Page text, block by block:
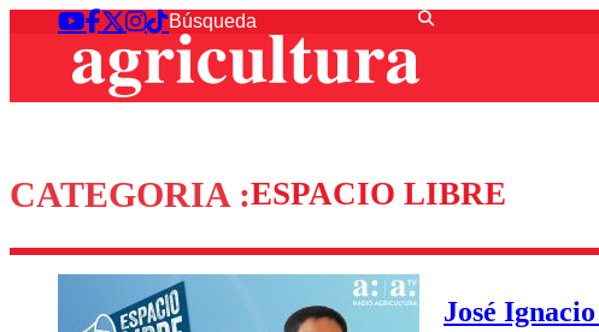
CATEGORIA :ESPACIO LIBRE
José